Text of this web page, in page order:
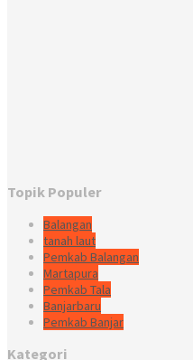
Topik Populer
Balangan
tanah laut
Pemkab Balangan
Martapura
Pemkab Tala
Banjarbaru
Pemkab Banjar
Kategori